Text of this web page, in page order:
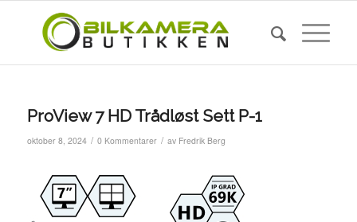
ProView 7 HD Trådløst Sett P-1
oktober 8, 2024 / 0 Kommentarer / av Fredrik Berg